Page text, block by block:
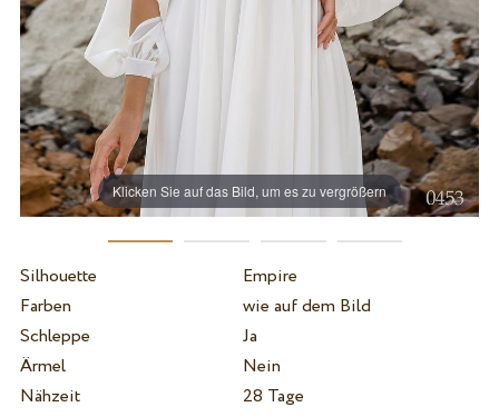
Klicken Sie auf das Bild, um es zu vergrößern
Silhouette
Empire
Farben
wie auf dem Bild
Schleppe
Ja
Ärmel
Nein
Nähzeit
28 Tage